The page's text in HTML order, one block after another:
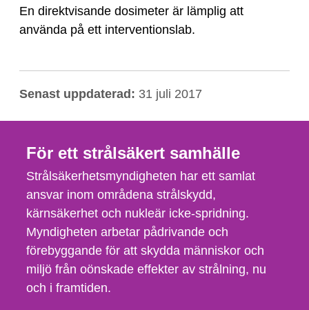
En direktvisande dosimeter är lämplig att
använda på ett interventionslab.
Senast uppdaterad: 31 juli 2017
För ett strålsäkert samhälle
Strålsäkerhetsmyndigheten har ett samlat
ansvar inom områdena strålskydd,
kärnsäkerhet och nukleär icke-spridning.
Myndigheten arbetar pådrivande och
förebyggande för att skydda människor och
miljö från oönskade effekter av strålning, nu
och i framtiden.